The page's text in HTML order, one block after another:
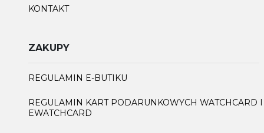
KONTAKT
ZAKUPY
REGULAMIN E-BUTIKU
REGULAMIN KART PODARUNKOWYCH WATCHCARD I
EWATCHCARD